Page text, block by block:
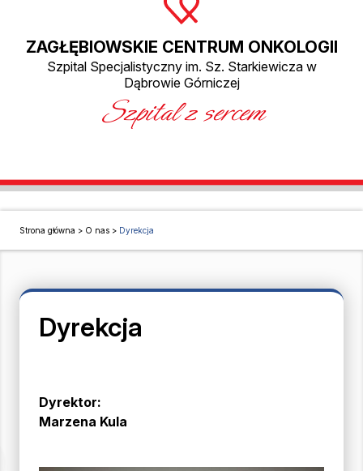
ZAGŁĘBIOWSKIE CENTRUM ONKOLOGII
Szpital Specjalistyczny im. Sz. Starkiewicza w
Dąbrowie Górniczej
Szpital z sercem
Strona główna > O nas > Dyrekcja
Dyrekcja
Dyrektor:
Marzena Kula